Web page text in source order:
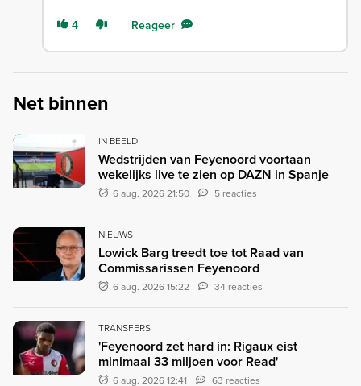
4 Reageer
Net binnen
IN BEELD
Wedstrijden van Feyenoord voortaan
wekelijks live te zien op DAZN in Spanje
6 aug. 2026 21:50 5 reacties
NIEUWS
Lowick Barg treedt toe tot Raad van
Commissarissen Feyenoord
6 aug. 2026 15:22 34 reacties
TRANSFERS
'Feyenoord zet hard in: Rigaux eist
minimaal 33 miljoen voor Read'
6 aug. 2026 12:41 63 reacties